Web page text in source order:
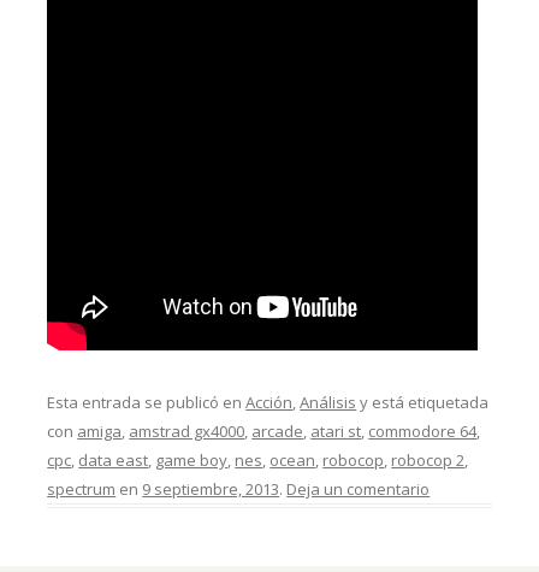
Esta entrada se publicó enAcción,Análisis y está etiquetada
con amiga, amstrad gx4000, arcade, atari st, commodore 64,
cpc, data east, game boy, nes, ocean, robocop, robocop 2,
spectrum en 9 septiembre, 2013. Deja un comentario